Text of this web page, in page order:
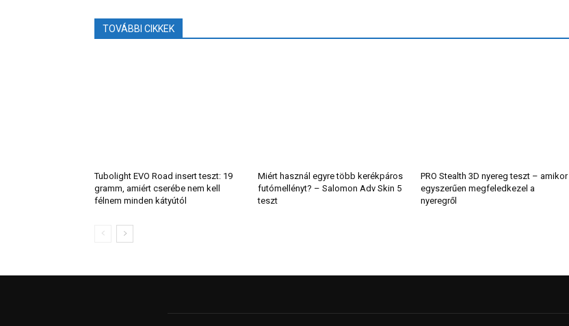
TOVÁBBI CIKKEK
Tubolight EVO Road insert teszt: 19
gramm, amiért cserébe nem kell
félnem minden kátyútól
Miért használ egyre több kerékpáros
futómellényt? – Salomon Adv Skin 5
teszt
PRO Stealth 3D nyereg teszt – amikor
egyszerűen megfeledkezel a
nyeregről